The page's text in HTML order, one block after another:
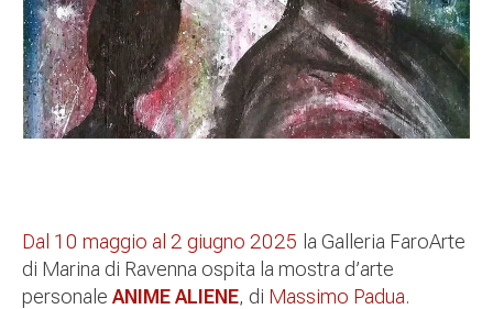
Dal 10 maggio al 2 giugno 2025 la Galleria FaroArte
di Marina di Ravenna ospita la mostra d’arte
personale ANIME ALIENE, di Massimo Padua.